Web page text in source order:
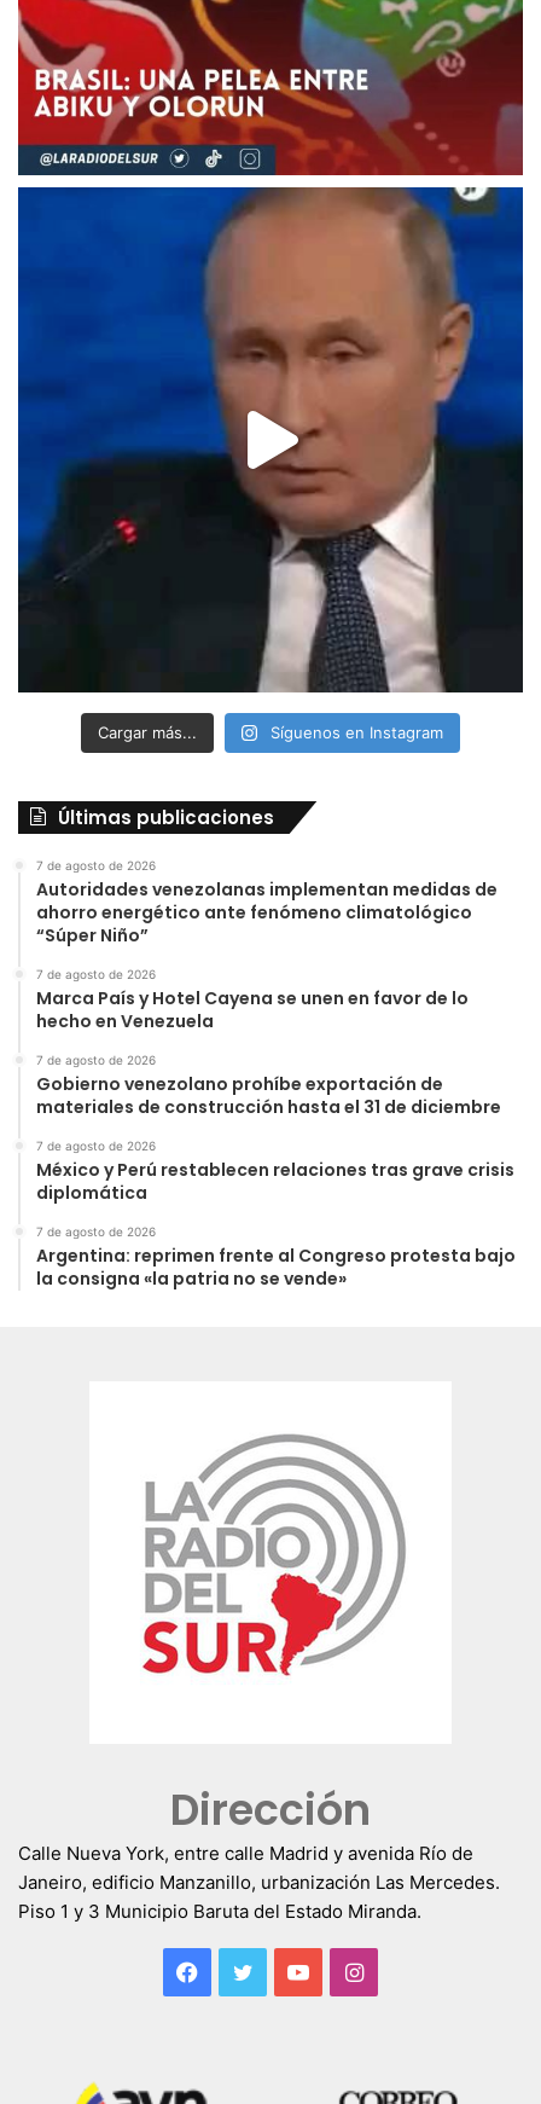
Cargar más... Síguenos en Instagram
Últimas publicaciones
7 de agosto de 2026
Autoridades venezolanas implementan medidas de
ahorro energético ante fenómeno climatológico
“Súper Niño”
7 de agosto de 2026
Marca País y Hotel Cayena se unen en favor de lo
hecho en Venezuela
7 de agosto de 2026
Gobierno venezolano prohíbe exportación de
materiales de construcción hasta el 31 de diciembre
7 de agosto de 2026
México y Perú restablecen relaciones tras grave crisis
diplomática
7 de agosto de 2026
Argentina: reprimen frente al Congreso protesta bajo
la consigna «la patria no se vende»
Dirección
Calle Nueva York, entre calle Madrid y avenida Río de
Janeiro, edificio Manzanillo, urbanización Las Mercedes.
Piso 1 y 3 Municipio Baruta del Estado Miranda.
Facebook
TwitterYouTubeInstagram